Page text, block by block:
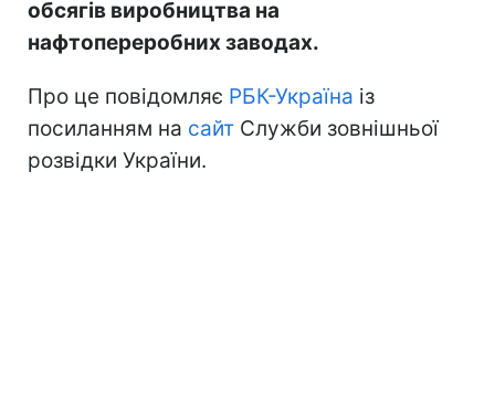
обсягів виробництва на
нафтопереробних заводах.
Про це повідомляє РБК-Україна із
посиланням на сайт Служби зовнішньої
розвідки України.